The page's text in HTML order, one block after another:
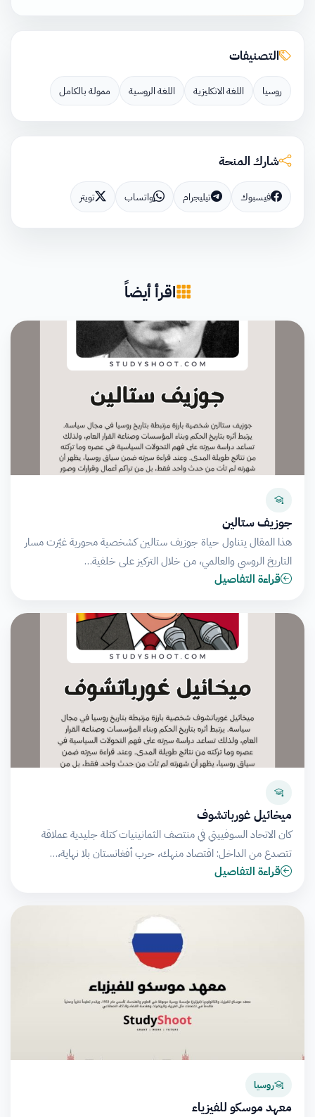
التصنيفات
روسيا اللغة الانكليزية اللغة الروسية ممولة بالكامل
شارك المنحة
فيسبوك تيليجرام واتساب تويتر
اقرأ أيضاً
جوزيف ستالين
هذا المقال يتناول حياة جوزيف ستالين كشخصية محورية غيّرت مسار
التاريخ الروسي والعالمي، من خلال التركيز على خلفية…
قراءة التفاصيل
ميخائيل غورباتشوف
كان الاتحاد السوفييتي في منتصف الثمانينيات كتلة جليدية عملاقة
تتصدع من الداخل: اقتصاد منهك، حرب أفغانستان بلا نهاية،…
قراءة التفاصيل
روسيا
معهد موسكو للفيزياء